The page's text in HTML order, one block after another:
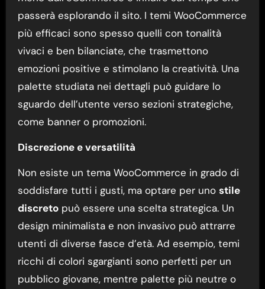
passerà esplorando il sito. I temi WooCommerce
più efficaci sono spesso quelli con tonalità
vivaci e ben bilanciate, che trasmettono
emozioni positive e stimolano la creatività. Una
palette studiata nei dettagli può guidare lo
sguardo dell’utente verso sezioni strategiche,
come banner o promozioni.
Discrezione e versatilità
Non esiste un tema WooCommerce in grado di
soddisfare tutti i gusti, ma optare per uno stile
discretopuò essere una scelta strategica. Un
design minimalista e non invasivo può attrarre
utenti di diverse fasce d’età. Ad esempio, temi
ricchi di colori sgargianti sono perfetti per un
pubblico giovane, mentre palette più neutre o